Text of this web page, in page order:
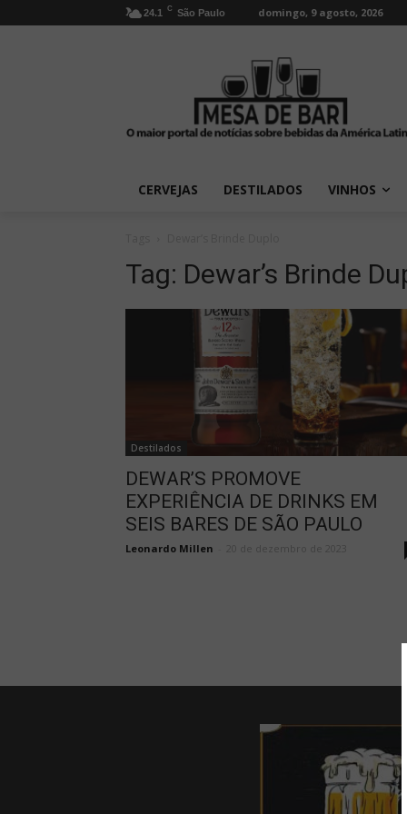
24.1 C São Paulo domingo, 9 agosto, 2026
CERVEJAS DESTILADOS VINHOS
Tag: Dewar’s Brinde
Destilados
DEWAR’S PROMOVE
EXPERIÊNCIA DE DRINKS EM
SEIS BARES DE SÃO PAULO
Leonardo Millen 20 de dezembro de 2023